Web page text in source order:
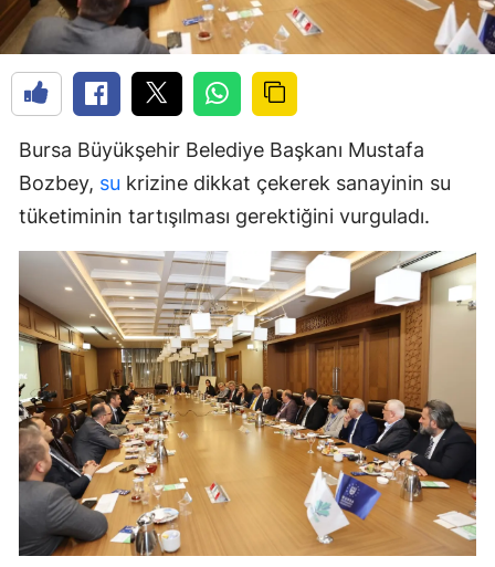
Bursa Büyükşehir Belediye Başkanı Mustafa
Bozbey, su krizine dikkat çekerek sanayinin su
tüketiminin tartışılması gerektiğini vurguladı.